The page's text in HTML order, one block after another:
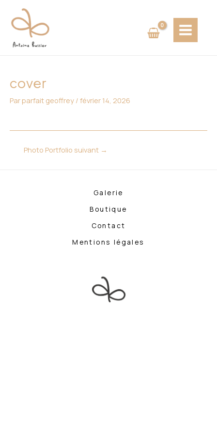
contenu
MENU
cover
Parparfait geoffrey / février 14, 2026
des
articles
Photo Portfolio suivant →
Galerie
Boutique
Contact
Mentions légales